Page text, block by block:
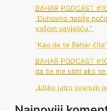
BAHAR PODCAST
“Duhovno nasilje
vašom savješću.”
“Kao da te Bahar
BAHAR PODCAST
da će me ubiti ako
Julsko jutro svanulo